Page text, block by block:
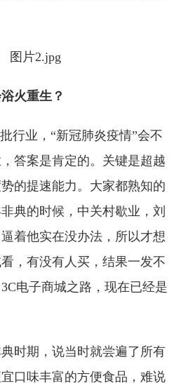
火重生？
行业，“新冠肺炎疫情”会不
答案是肯定的。关键是超越
的提速能力。大家都熟知的
典的时候，中关村歇业，刘
着他实在没办法，所以才想
，有没有人买，结果一发不
电子商城之路，现在已经是
时期，说当时就尝遍了所有
口味丰富的方便食品，难说